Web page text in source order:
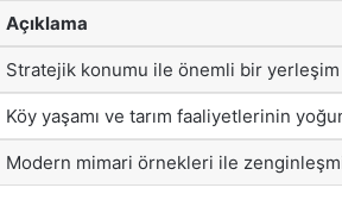
Açıklama
Stratejik konumu ile önemli bir
Köy yaşamı ve tarım faaliyetlerinin
Modern mimari örnekleri ile